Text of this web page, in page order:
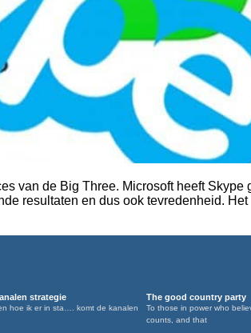
van de Big Three. Microsoft heeft Skype
resultaten en dus ook tevredenheid.
strategie
hoe ik er in sta…. komt de kanalen
The good country party
To those in power who
counts, and that